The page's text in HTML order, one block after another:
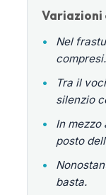
Variazioni
•
Nel
compresi.
•
Tra il
silenzio
•
In
posto
•
basta.